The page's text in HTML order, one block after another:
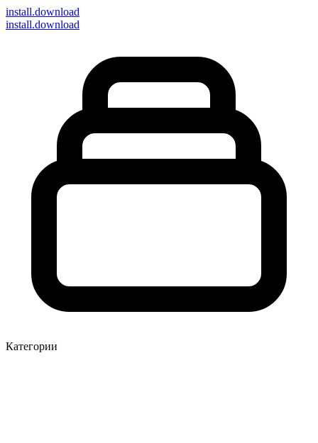
install.download
install.download
Категории